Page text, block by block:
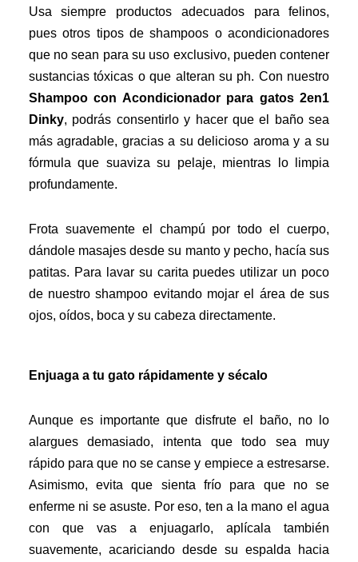
Usa siempre productos adecuados para felinos,
pues otros tipos de shampoos o acondicionadores
que no sean para su uso exclusivo, pueden contener
sustancias tóxicas o que alteran su ph. Con nuestro
Shampoo con Acondicionador para gatos 2en1
Dinky, podrás consentirlo y hacer que el baño sea
más agradable, gracias a su delicioso aroma y a su
fórmula que suaviza su pelaje, mientras lo limpia
profundamente.
Frota suavemente el champú por todo el cuerpo,
dándole masajes desde su manto y pecho, hacía sus
patitas. Para lavar su carita puedes utilizar un poco
de nuestro shampoo evitando mojar el área de sus
ojos, oídos, boca y su cabeza directamente.
Enjuaga a tu gato rápidamente y sécalo
Aunque es importante que disfrute el baño, no lo
alargues demasiado, intenta que todo sea muy
rápido para que no se canse y empiece a estresarse.
Asimismo, evita que sienta frío para que no se
enferme ni se asuste. Por eso, ten a la mano el agua
con que vas a enjuagarlo, aplícala también
suavemente, acariciando desde su espalda hacia